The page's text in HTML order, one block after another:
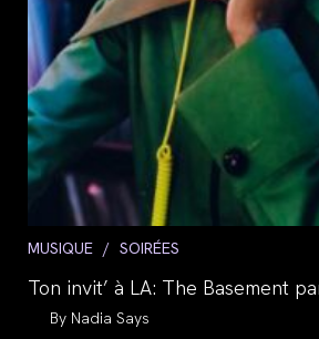
Post
MUSIQUE / SOIRÉES
Ton invit’ à LA: The Basement
Auteur/autrice
Nadia Says